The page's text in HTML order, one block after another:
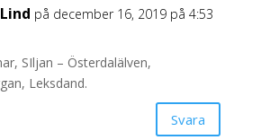
på december 16, 2019 på 4:53
SIljan – Österdalälven,
Leksdand.
Svara